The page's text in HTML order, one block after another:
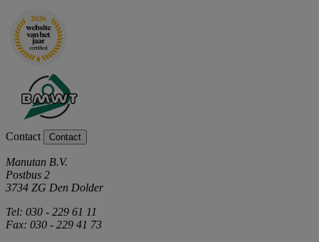
Contact Contact
Manutan B.V.
Postbus 2
3734 ZG Den Dolder
Tel: 030 - 229 61 11
Fax: 030 - 229 41 73